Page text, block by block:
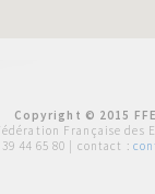
Copyright © 2015
Française des
44 65 80 | contact :